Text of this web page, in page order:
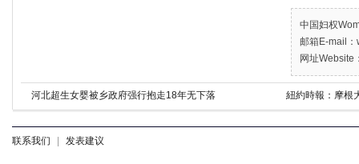
中国妇权
邮箱E-mail
网址Website
河北超生女婴被乡政府强行抱走18年无下落 紐約時報：摩根
联系我们 发表建议